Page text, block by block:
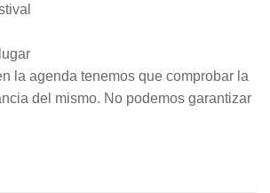
la agenda tenemos que comprobar la
del mismo. No podemos garantizar